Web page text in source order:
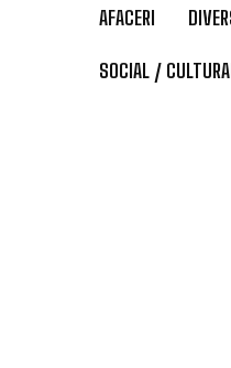
AFACERI
SOCIAL /